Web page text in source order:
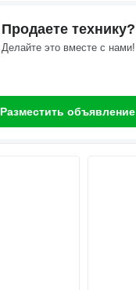
Продаете технику?
Делайте это вместе с нами!
Разместить объявление